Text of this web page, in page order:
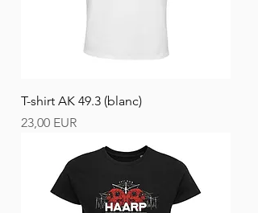
T-shirt AK 49.3 (blanc)
Ár
23,00 EUR